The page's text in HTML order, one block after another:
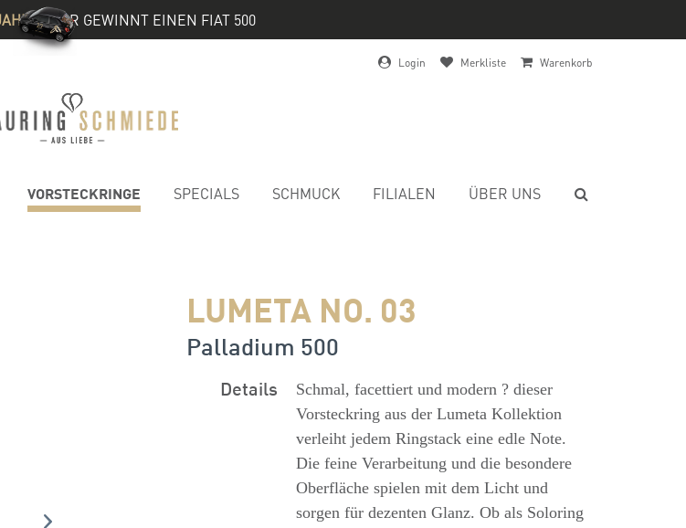
& IHR GEWINNT EINEN FIAT 500
Login Merkliste Warenkorb
VORSTECKRINGE SPECIALS SCHMUCK FILIALEN ÜBER UNS
LUMETA NO. 03
Palladium 500
Details
Schmal, facettiert und modern ? dieser
Vorsteckring aus der Lumeta Kollektion
verleiht jedem Ringstack eine edle Note.
Die feine Verarbeitung und die besondere
Oberfläche spielen mit dem Licht und
sorgen für dezenten Glanz. Ob als Soloring